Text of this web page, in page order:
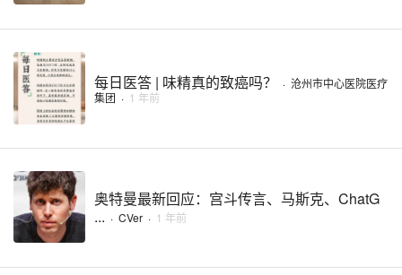
每日医答 | 味精真的致癌吗？ · 沧州市中心医院医疗
集团 · 1 年前
奥特曼最新回应：宫斗传言、马斯克、ChatG
... · CVer · 1 年前